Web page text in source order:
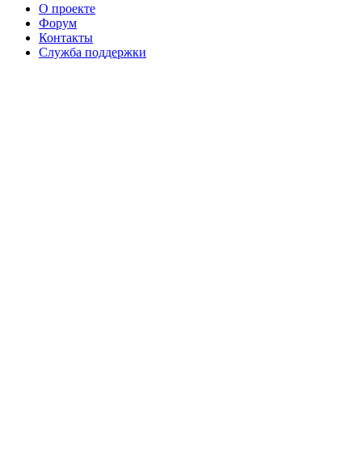
О проекте
Форум
Контакты
Служба поддержки